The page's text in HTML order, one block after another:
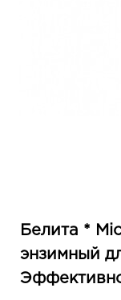
Белита *
энзимный